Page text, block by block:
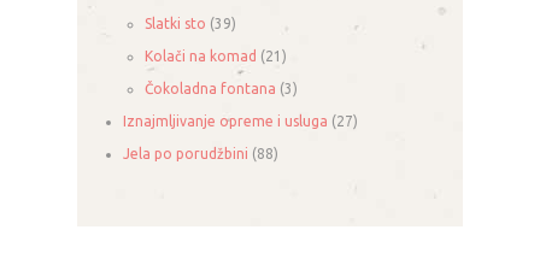
Slatki sto (39)
Kolači na komad (21)
Čokoladna fontana (3)
Iznajmljivanje opreme i usluga (27)
Jela po porudžbini (88)